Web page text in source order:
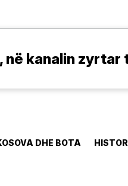
në kanalin
DHE BOTA